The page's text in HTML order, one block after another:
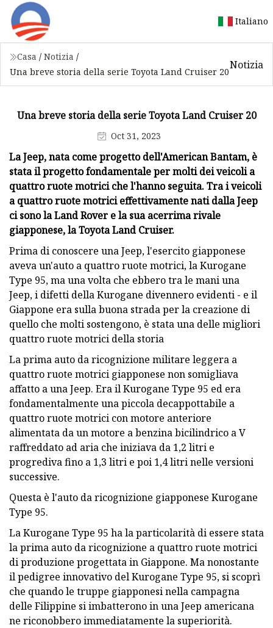
Italiano
Casa / Notizia /
Una breve storia della serie Toyota Land Cruiser 20
Notizia
Una breve storia della serie Toyota Land Cruiser 20
Oct 31, 2023
La Jeep, nata come progetto dell'American Bantam, è
stata il progetto fondamentale per molti dei veicoli a
quattro ruote motrici che l'hanno seguita. Tra i veicoli
a quattro ruote motrici effettivamente nati dalla Jeep
ci sono la Land Rover e la sua acerrima rivale
giapponese, la Toyota Land Cruiser.
Prima di conoscere una Jeep, l'esercito giapponese
aveva un'auto a quattro ruote motrici, la Kurogane
Type 95, ma una volta che ebbero tra le mani una
Jeep, i difetti della Kurogane divennero evidenti - e il
Giappone era sulla buona strada per la creazione di
quello che molti sostengono, è stata una delle migliori
quattro ruote motrici della storia
La prima auto da ricognizione militare leggera a
quattro ruote motrici giapponese non somigliava
affatto a una Jeep. Era il Kurogane Type 95 ed era
fondamentalmente una piccola decappottabile a
quattro ruote motrici con motore anteriore
alimentata da un motore a benzina bicilindrico a V
raffreddato ad aria che iniziava da 1,2 litri e
progrediva fino a 1,3 litri e poi 1,4 litri nelle versioni
successive.
Questa è l'auto da ricognizione giapponese Kurogane
Type 95.
La Kurogane Type 95 ha la particolarità di essere stata
la prima auto da ricognizione a quattro ruote motrici
di produzione progettata in Giappone. Ma nonostante
il pedigree innovativo del Kurogane Type 95, si scoprì
che quando le truppe giapponesi nella campagna
delle Filippine si imbatterono in una Jeep americana
ne riconobbero immediatamente la superiorità.